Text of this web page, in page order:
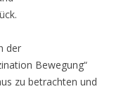
der
Bewegung“
zu betrachten und